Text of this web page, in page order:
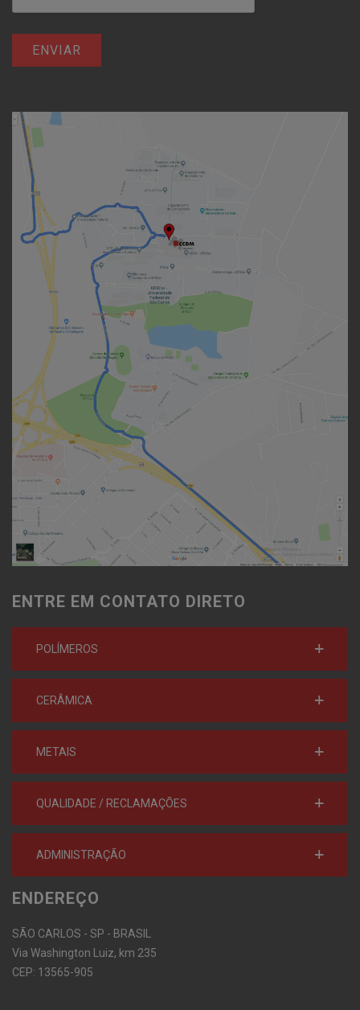
ENTRE EM CONTATO DIRETO
POLÍMEROS
CERÂMICA
METAIS
QUALIDADE / RECLAMAÇÕES
ADMINISTRAÇÃO
ENDEREÇO
SÃO CARLOS - SP - BRASIL
Via Washington Luiz, km 235
CEP: 13565-905